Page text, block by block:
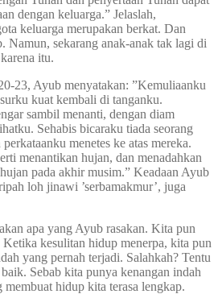
dengan keluarga.” Jelaslah,
keluarga merupakan berkat. Dan
Namun, sekarang anak-anak tak lagi di
itu.
23, Ayub menyatakan: ”Kemuliaanku
kuat kembali di tanganku.
sambil menanti, dengan diam
Sehabis bicaraku tiada seorang
menetes ke atas mereka.
menantikan hujan, dan menadahkan
pada akhir musim.” Keadaan Ayub
loh jinawi ’serbamakmur’, juga
apa yang Ayub rasakan. Kita pun
kesulitan hidup menerpa, kita pun
yang pernah terjadi. Salahkah? Tentu
Sebab kita punya kenangan indah
hidup kita terasa lengkap.